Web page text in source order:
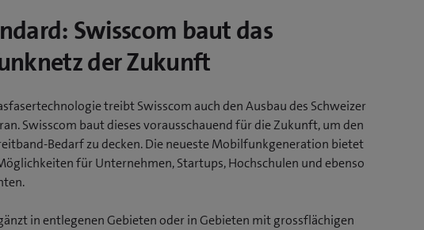
Swisscom baut das
der Zukunft
treibt Swisscom auch den Ausbau des Schweizer
Swisscom baut dieses vorausschauend für die Zukunft, um den
Bedarf zu decken. Die neueste Mobilfunkgeneration bietet
für Unternehmen, Startups, Hochschulen und ebenso
in entlegenen Gebieten oder in Gebieten mit grossflächigen